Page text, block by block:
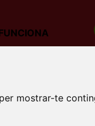
mostrar-te